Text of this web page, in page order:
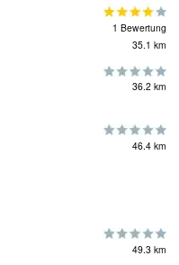
1 Bewertung
35.1 km
36.2 km
46.4 km
49.3 km